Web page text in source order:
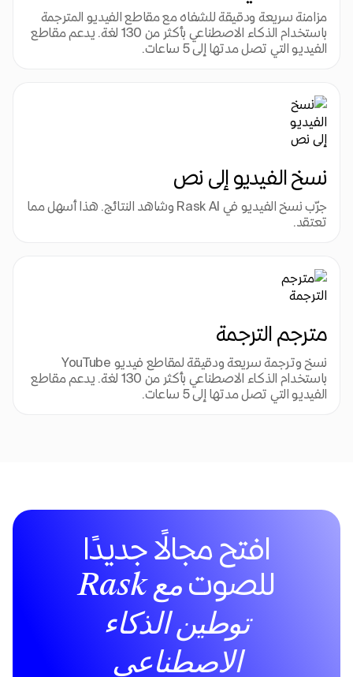
الفيديو التي تصل مدتها إلى 5 ساعات.
نسخ الفيديو إلى نص
تعتقد.
مترجم الترجمة
نسخ وترجمة سريعة ودقيقة لمقاطع فيديو YouTube
الفيديو التي تصل مدتها إلى 5 ساعات.
افتح مجالًا جديدًا
للصوت
مع Rask
توطين الذكاء
الاصطناعي